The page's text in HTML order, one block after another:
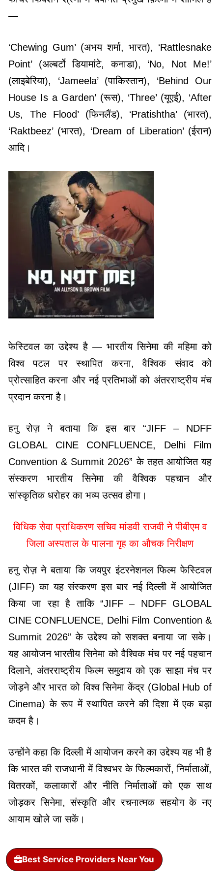
—
‘Chewing Gum’ (अभय शर्मा, भारत), ‘Rattlesnake
Point’ (अल्बर्टो डियामांटे, कनाडा), ‘No, Not Me!’
(लाइबेरिया), ‘Jameela’ (पाकिस्तान), ‘Behind Our
House Is a Garden’ (रूस), ‘Three’ (यूएई), ‘After
Us, The Flood’ (फिनलैंड), ‘Pratishtha’ (भारत),
‘Raktbeez’ (भारत), ‘Dream of Liberation’ (ईरान)
आदि।
फेस्टिवल का उद्देश्य है — भारतीय सिनेमा की महिमा को
विश्व पटल पर स्थापित करना, वैश्विक संवाद को
प्रोत्साहित करना और नई प्रतिभाओं को अंतरराष्ट्रीय मंच
प्रदान करना है।
हनु रोज़ ने बताया कि इस बार “JIFF – NDFF
GLOBAL CINE CONFLUENCE, Delhi Film
Convention & Summit 2026” के तहत आयोजित यह
संस्करण भारतीय सिनेमा की वैश्विक पहचान और
सांस्कृतिक धरोहर का भव्य उत्सव होगा।
विधिक सेवा प्राधिकरण सचिव मांडवी राजवी ने पीबीएम व
जिला अस्पताल के पालना गृह का औचक निरीक्षण
हनु रोज़ ने बताया कि जयपुर इंटरनेशनल फिल्म फेस्टिवल
(JIFF) का यह संस्करण इस बार नई दिल्ली में आयोजित
किया जा रहा है ताकि “JIFF – NDFF GLOBAL
CINE CONFLUENCE, Delhi Film Convention &
Summit 2026” के उद्देश्य को सशक्त बनाया जा सके।
यह आयोजन भारतीय सिनेमा को वैश्विक मंच पर नई पहचान
दिलाने, अंतरराष्ट्रीय फिल्म समुदाय को एक साझा मंच पर
जोड़ने और भारत को विश्व सिनेमा केंद्र (Global Hub of
Cinema) के रूप में स्थापित करने की दिशा में एक बड़ा
कदम है।
उन्होंने कहा कि दिल्ली में आयोजन करने का उद्देश्य यह भी है
कि भारत की राजधानी में विश्वभर के फिल्मकारों, निर्माताओं,
वितरकों, कलाकारों और नीति निर्माताओं को एक साथ
जोड़कर सिनेमा, संस्कृति और रचनात्मक सहयोग के नए
आयाम खोले जा सकें।
Best Service Providers Near You